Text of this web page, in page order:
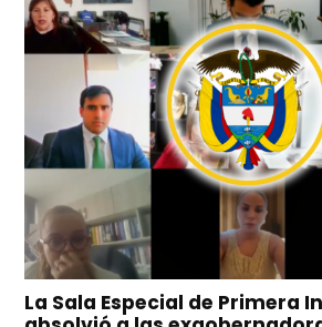
La Sala Especial de Primera